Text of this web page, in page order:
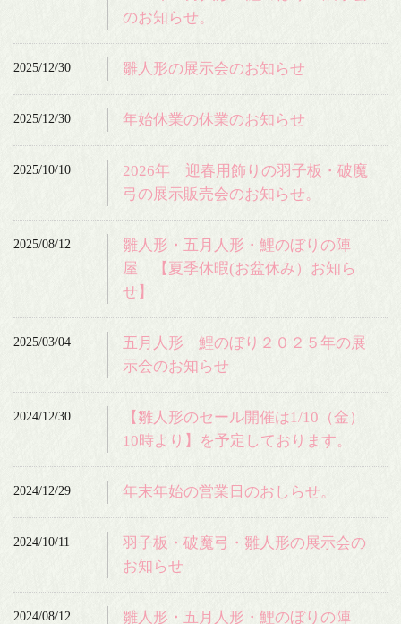
のお知らせ。
2025/12/30 雛人形の展示会のお知らせ
2025/12/30 年始休業の休業のお知らせ
2025/10/10
2026年 迎春用飾りの羽子板・破魔
弓の展示販売会のお知らせ。
2025/08/12
雛人形・五月人形・鯉のぼりの陣
屋 【夏季休暇(お盆休み）お知ら
せ】
2025/03/04
五月人形 鯉のぼり２０２５年の展
示会のお知らせ
2024/12/30
【雛人形のセール開催は1/10（金）
10時より】を予定しております。
2024/12/29 年末年始の営業日のおしらせ。
2024/10/11
羽子板・破魔弓・雛人形の展示会の
お知らせ
2024/08/12
雛人形・五月人形・鯉のぼりの陣